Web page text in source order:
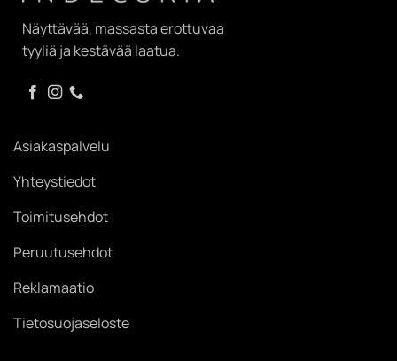
Näyttävää, massasta erottuvaa
tyyliä ja kestävää laatua.
Asiakaspalvelu
Yhteystiedot
Toimitusehdot
Peruutusehdot
Reklamaatio
Tietosuojaseloste